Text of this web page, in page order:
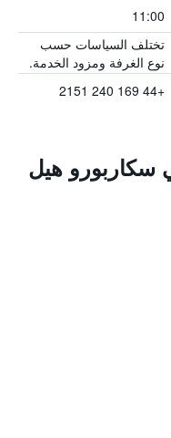
11:00
تختلف السياسات حسب
نوع الغرفة ومزود الخدمة.
+44 169 240 2151
سكاربورو هيل